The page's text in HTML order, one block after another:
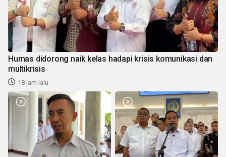
Humas didorong naik kelas hadapi krisis komunikasi dan
multikrisis
18 jam lalu